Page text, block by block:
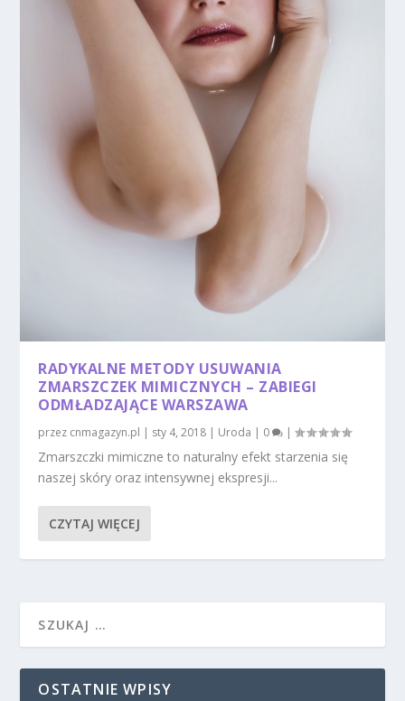
RADYKALNE METODY USUWANIA
ZMARSZCZEK MIMICZNYCH – ZABIEGI
ODMŁADZAJĄCE WARSZAWA
przez cnmagazyn.pl | sty 4, 2018 | Uroda | 0 |
Zmarszczki mimiczne to naturalny efekt starzenia się
naszej skóry oraz intensywnej ekspresji...
CZYTAJ WIĘCEJ
OSTATNIE WPISY